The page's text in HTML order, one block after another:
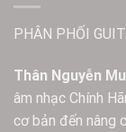
PHÂN PHỐI
Thân Nguyễn
âm nhạc Chính
cơ bản đến nâng